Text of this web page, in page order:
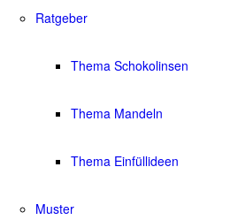
Ratgeber
Thema Schokolinsen
Thema Mandeln
Thema Einfüllideen
Muster